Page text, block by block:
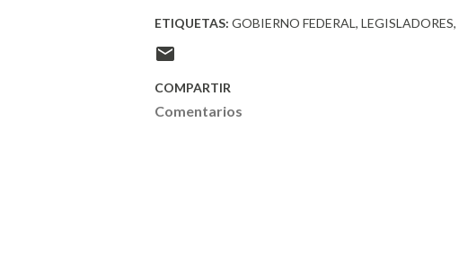
ETIQUETAS: GOBIERNO FEDERAL LEGISLADORES
COMPARTIR
Comentarios